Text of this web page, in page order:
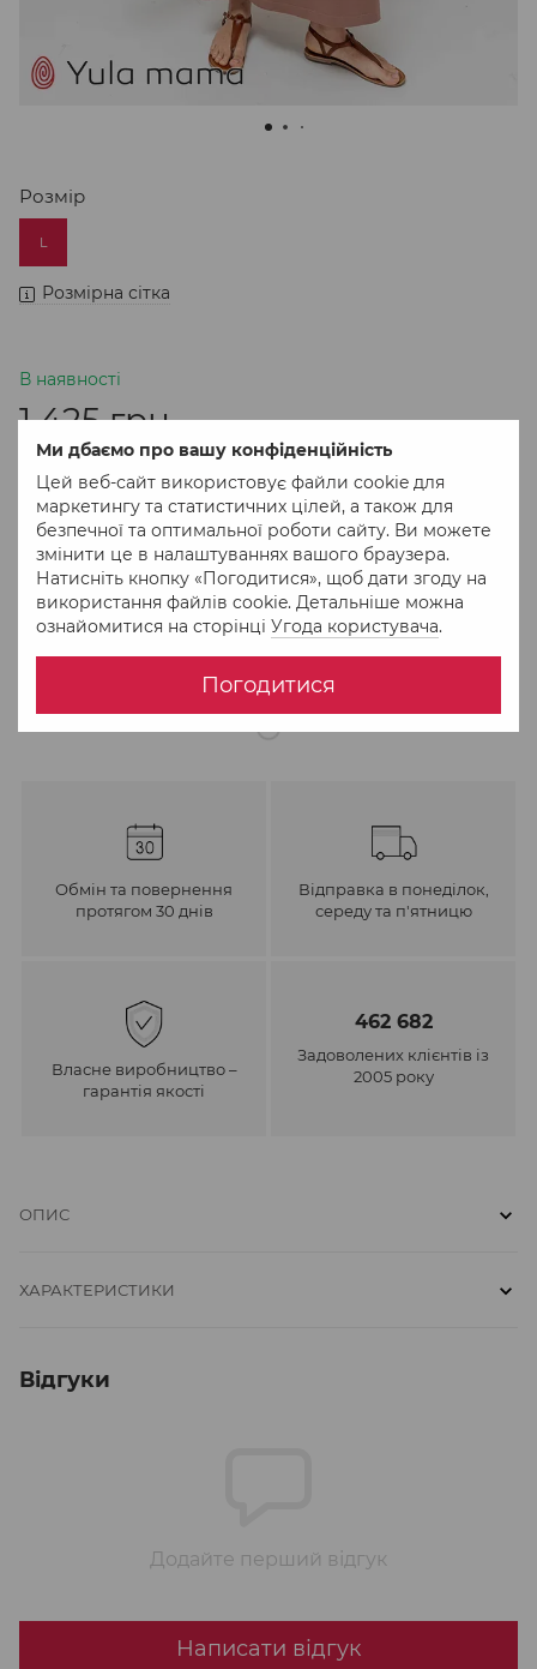
Ми дбаємо про вашу конфіденційність
Цей веб-сайт використовує файли cookie для
маркетингу та статистичних цілей, а також для
безпечної та оптимальної роботи сайту. Ви можете
змінити це в налаштуваннях вашого браузера.
Натисніть кнопку «Погодитися», щоб дати згоду на
використання файлів cookie. Детальніше можна
ознайомитися на сторінці Угода користувача.
Погодитися
Розмір
L
Розмірна сітка
В наявності
1 425 грн
В кошик
Придбати в 1 клік
До обраного Порівняти
Обмін та повернення
протягом 30 днів
Відправка в понеділок,
середу та п'ятницю
Власне виробництво –
гарантія якості
462 682
Задоволених клієнтів із
2005 року
ОПИС
ХАРАКТЕРИСТИКИ
Відгуки
Додайте перший відгук
Написати відгук